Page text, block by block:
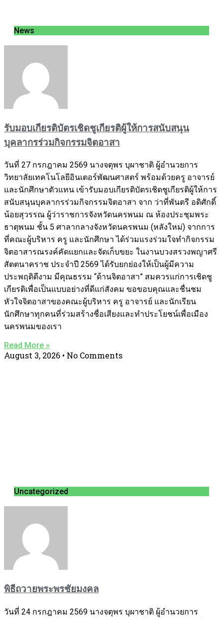
News
รับมอบเกียรติบัตรเชิดชูเกียรติผู้ให้การสนับสนุน
บุคลากรร่วมกิจกรรมจิตอาสา
วันที่ 27 กรกฎาคม 2569 นางจตุพร บุผาชาติ ผู้อำนวยการ
วิทยาลัยเทคโนโลยีอินเตอร์พัฒนศาสตร์ พร้อมด้วยครู อาจารย์
และนักศึกษาตัวแทน เข้ารับมอบเกียรติบัตรเชิดชูเกียรติผู้ให้การ
สนับสนุนบุคลากรร่วมกิจกรรมจิตอาสา จาก ว่าที่พันตรี อดิศักดิ์
น้อยสุวรรณ ผู้ว่าราชการจังหวัดนครพนม ณ ห้องประชุมพระ
ธาตุพนม ชั้น 5 ศาลากลางจังหวัดนครพนม (หลังใหม่) จากการ
ที่คณะผู้บริหาร ครู และนักศึกษา ได้ร่วมแรงร่วมใจทำกิจกรรม
จิตอาสารณรงค์คัดแยกและจัดเก็บขยะ ในงานบวงสรวงพญาศรี
สัตตนาคราช ประจำปี 2569 ได้รับยกย่องให้เป็นผู้มีความ
ประพฤติดีงาม มีคุณธรรม “ด้านจิตอาสา” สมควรแก่การเชิดชู
เกียรติเพื่อเป็นแบบอย่างที่ดีแก่สังคม ขอขอบคุณและชื่นชม
หัวใจจิตอาสาของคณะผู้บริหาร ครู อาจารย์ และนักเรียน
นักศึกษาทุกคนที่ร่วมสร้างชื่อเสียงและทำประโยชน์เพื่อเมือง
นครพนมของเรา
Read More »
August 3, 2026 No Comments
Uncategorized
พิธีถวายพระพรชัยมงคล
วันที่ 24 กรกฎาคม 2569 นางจตุพร บุผาชาติ ผู้อำนวยการ